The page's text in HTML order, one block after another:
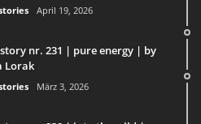
April 19, 2026
nr. 231 | pure energy | by
Lorak
März 3, 2026